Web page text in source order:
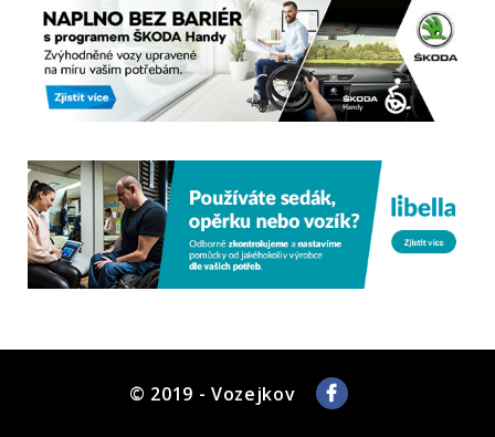
Za odborný tým CZEPA
Bc. Hana Sixtová, sociální pracovnice
Hana Sixtová, sociální pracovnice CZEPA
© 2019 - Vozejkov